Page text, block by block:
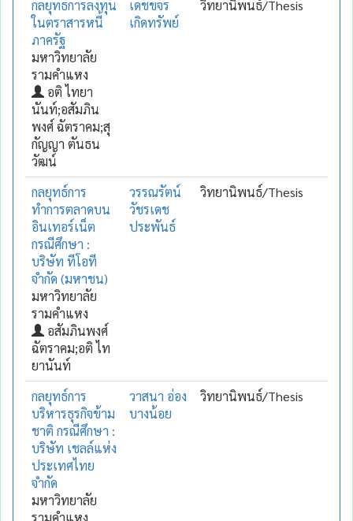
กลยุทธการลงทุน
ในตราสารหนี้
ภาครัฐ
มหาวิทยาลัย
รามคำแหง
อติ ไทยา
นันท์;อสัมภิน
พงศ์ ฉัตราคม;สุ
กัญญา ตันธน
วัฒน์
เดชขจร
เกิดทรัพย์
วิทยานิพนธ์/Thesis
กลยุทธ์การ
ทำการตลาดบน
อินเทอร์เน็ต
กรณีศึกษา :
บริษัท ทีโอที
จำกัด (มหาชน)
มหาวิทยาลัย
รามคำแหง
อสัมภินพงศ์
ฉัตราคม;อติ ไท
ยานันท์
วรรณรัตน์
วัชรเดช
ประพันธ์
วิทยานิพนธ์/Thesis
กลยุทธ์การ
บริหารธุรกิจข้าม
ชาติ กรณีศึกษา :
บริษัท เชลล์แห่ง
ประเทศไทย
จำกัด
มหาวิทยาลัย
รามคำแหง
วาสนา อ่อง
บางน้อย
วิทยานิพนธ์/Thesis